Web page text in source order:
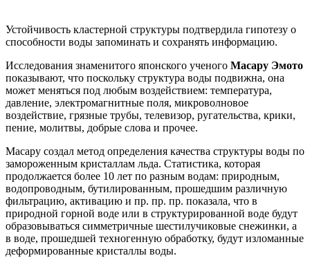
Устойчивость кластерной структуры подтвердила гипотезу о
способности воды запоминать и сохранять информацию.
Исследования знаменитого японского ученого Масару Эмото
показывают, что поскольку структура воды подвижна, она
может меняться под любым воздействием: температура,
давление, электромагнитные поля, микроволновое
воздействие, грязные трубы, телевизор, ругательства, крики,
пение, молитвы, добрые слова и прочее.
Масару создал метод определения качества структуры воды по
замороженным кристаллам льда. Статистика, которая
продолжается более 10 лет по разным водам: природным,
водопроводным, бутилированным, прошедшим различную
фильтрацию, активацию и пр. пр. пр. показала, что в
природной горной воде или в структурированной воде будут
образовываться симметричные шестилучиковые снежинки, а
в воде, прошедшей техногенную обработку, будут изломанные
деформированные кристаллы воды.